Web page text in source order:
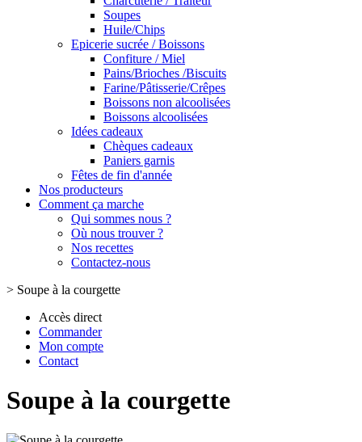
Soupes
Huile/Chips
Epicerie sucrée / Boissons
Confiture / Miel
Pains/Brioches /Biscuits
Farine/Pâtisserie/Crêpes
Boissons non alcoolisées
Boissons alcoolisées
Idées cadeaux
Chèques cadeaux
Paniers garnis
Fêtes de fin d'année
Nos producteurs
Comment ça marche
Qui sommes nous ?
Où nous trouver ?
Nos recettes
Contactez-nous
> Soupe à la courgette
Accès direct
Commander
Mon compte
Contact
Soupe à la courgette